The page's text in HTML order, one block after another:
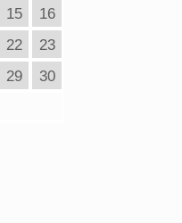
15
16
22
23
29
30